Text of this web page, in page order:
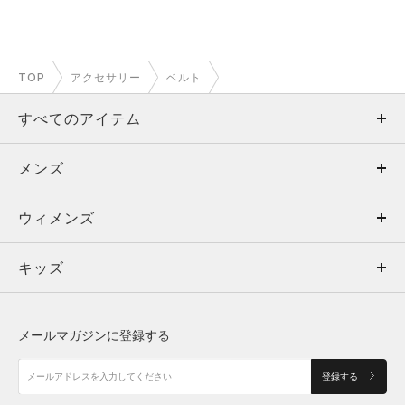
TOP アクセサリー ベルト
すべてのアイテム
メンズ
ウィメンズ
キッズ
アクセサリー
メンズ
トップス
ボトムス
アクセサリー
ウィメンズ
トップス
シューズ
キッズ
メールマガジンに登録する
登録する